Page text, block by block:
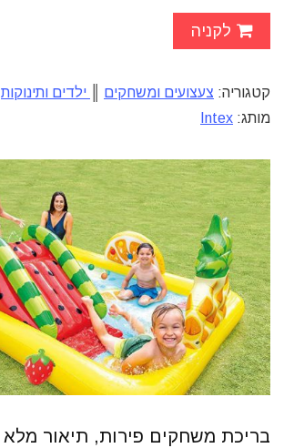
לקניה
קטגוריה: צעצועים ומשחקים
ילדים ותינוקות
מותג: Intex
בריכת משחקים פירות, תיאור מלא